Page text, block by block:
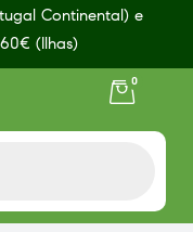
Continental) e
(Ilhas)
0